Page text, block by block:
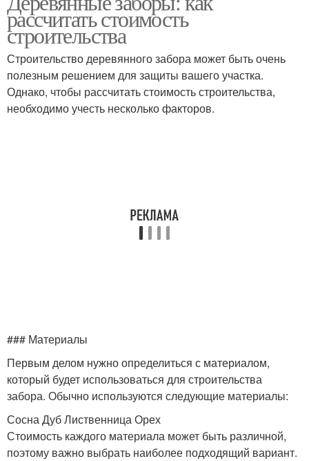
рассчитать стоимость
строительства
Строительство деревянного забора может быть очень
полезным решением для защиты вашего участка.
Однако, чтобы рассчитать стоимость строительства,
необходимо учесть несколько факторов.
### Материалы
Первым делом нужно определиться с материалом,
который будет использоваться для строительства
забора. Обычно используются следующие материалы:
Сосна Дуб Лиственница Орех
Стоимость каждого материала может быть различной,
поэтому важно выбрать наиболее подходящий вариант.